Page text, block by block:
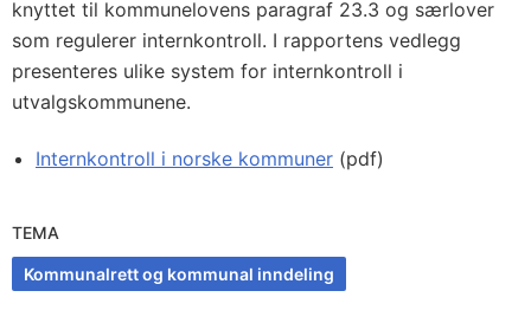
knyttet til kommunelovens paragraf 23.3 og særlover
som regulerer internkontroll. I rapportens vedlegg
presenteres ulike system for internkontroll i
utvalgskommunene.
Internkontroll i norske kommuner (pdf)
TEMA
Kommunalrett og kommunal inndeling